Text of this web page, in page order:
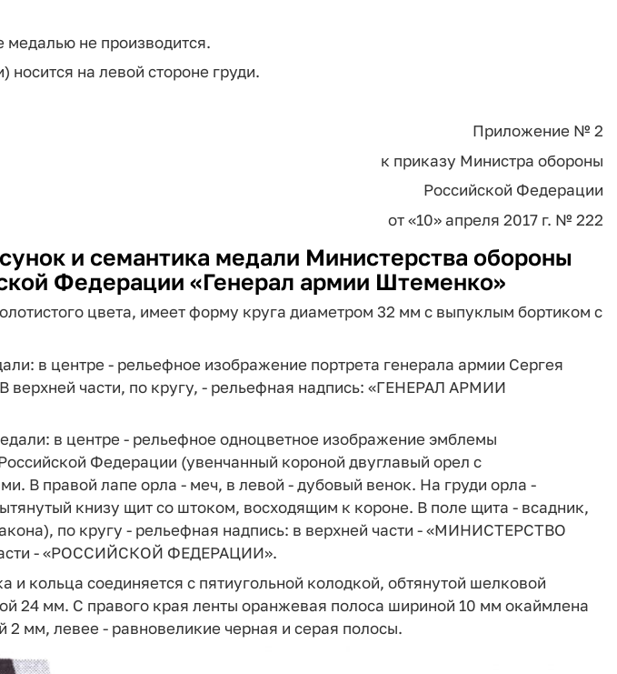
не производится.
носится на левой стороне груди.
Приложение № 2
к приказу Министра обороны
Российской Федерации
от «10» апреля 2017 г. № 222
и семантика медали Министерства обороны
Федерации «Генерал армии Штеменко»
цвета, имеет форму круга диаметром 32 мм с выпуклым бортиком с
в центре - рельефное изображение портрета генерала армии Сергея
верхней части, по кругу, - рельефная надпись: «ГЕНЕРАЛ АРМИИ
в центре - рельефное одноцветное изображение эмблемы
Федерации (увенчанный короной двуглавый орел с
В правой лапе орла - меч, в левой - дубовый венок. На груди орла -
книзу щит со штоком, восходящим к короне. В поле щита - всадник,
по кругу - рельефная надпись: в верхней части - «МИНИСТЕРСТВО
- «РОССИЙСКОЙ ФЕДЕРАЦИИ».
кольца соединяется с пятиугольной колодкой, обтянутой шелковой
24 мм. С правого края ленты оранжевая полоса шириной 10 мм окаймлена
2 мм, левее - равновеликие черная и серая полосы.